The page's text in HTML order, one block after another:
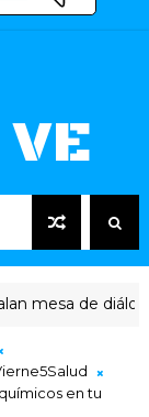
mesa de diálogo
en tu